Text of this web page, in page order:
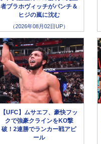
者ブラホヴィッチがパンチ＆
ヒジの嵐に沈む
（2026年08月02日UP）
【UFC】ムサエフ、豪快フッ
クで強豪クラインをKO撃
破！2連勝でランカー戦アピ
ール